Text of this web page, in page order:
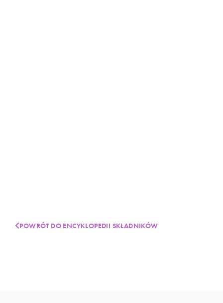
POWRÓT DO ENCYKLOPEDII SKŁADNIKÓW